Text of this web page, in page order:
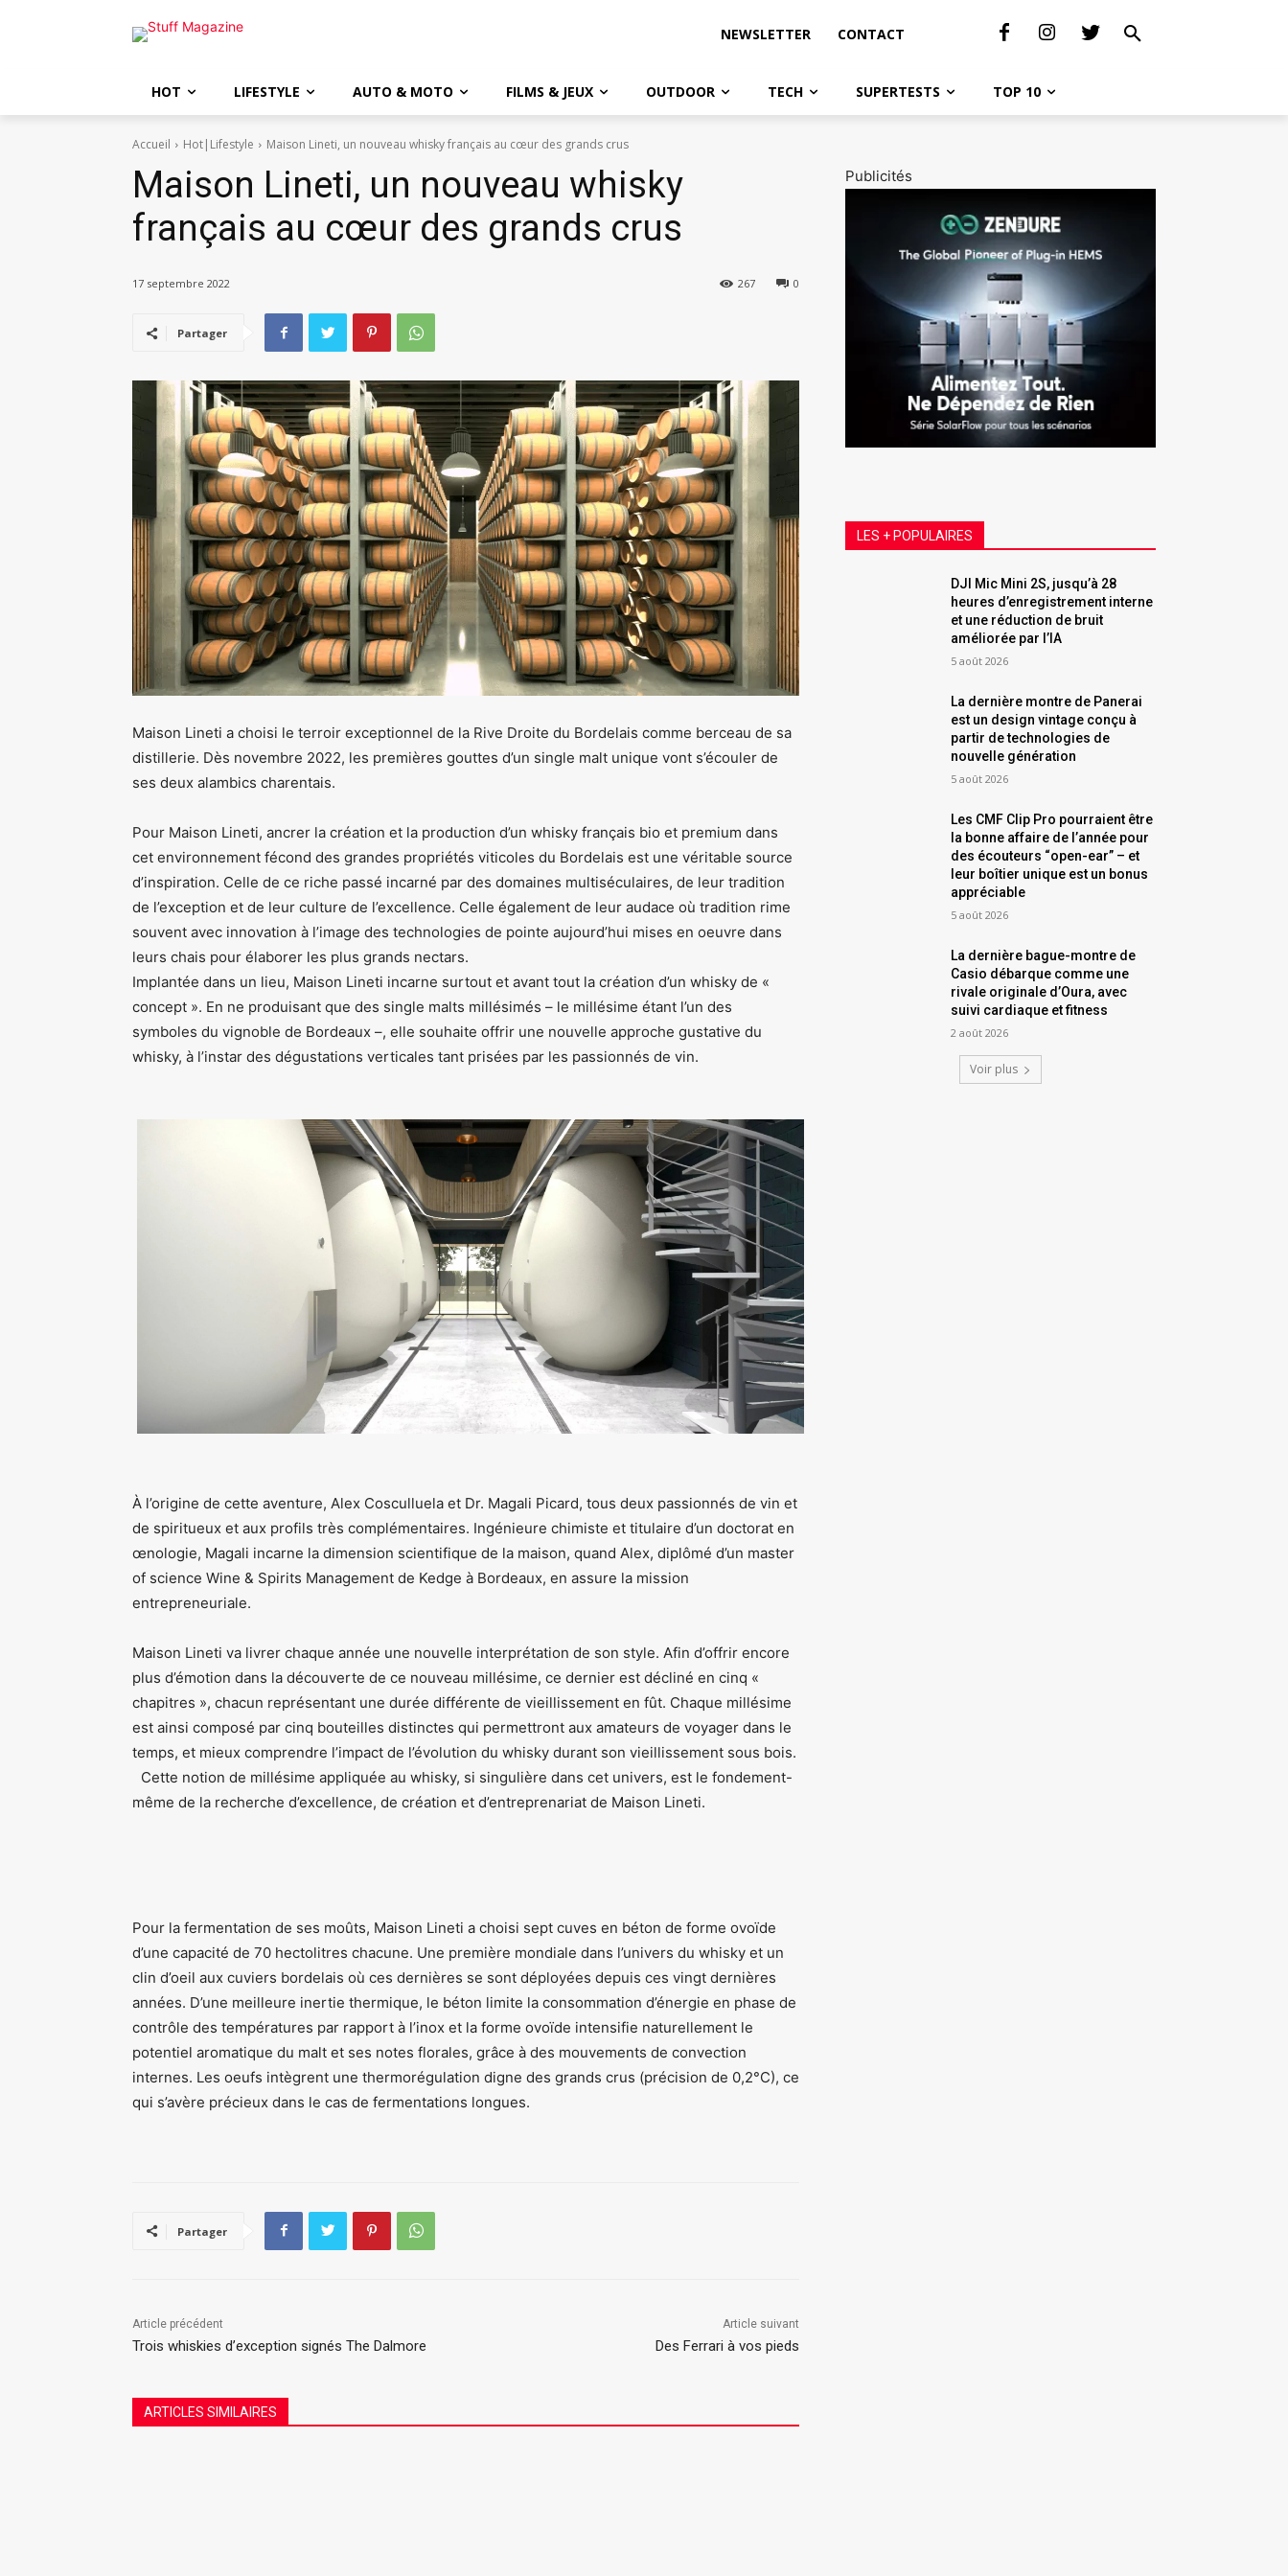
NEWSLETTER CONTACT
HOT LIFESTYLE AUTO & MOTO FILMS & JEUX OUTDOOR TECH SUPERTESTS TOP 10
Accueil Hot|Lifestyle Maison Lineti, un nouveau whisky français au cœur des grands crus
Maison Lineti, un nouveau whisky
français au cœur des grands crus
17 septembre 2022 0
267
Partager
Maison Lineti a choisi le terroir exceptionnel de la Rive Droite du Bordelais comme berceau de sa
distillerie. Dès novembre 2022, les premières gouttes d’un single malt unique vont s’écouler de
ses deux alambics charentais.
Pour Maison Lineti, ancrer la création et la production d’un whisky français bio et premium dans
cet environnement fécond des grandes propriétés viticoles du Bordelais est une véritable source
d’inspiration. Celle de ce riche passé incarné par des domaines multiséculaires, de leur tradition
de l’exception et de leur culture de l’excellence. Celle également de leur audace où tradition rime
souvent avec innovation à l’image des technologies de pointe aujourd’hui mises en oeuvre dans
leurs chais pour élaborer les plus grands nectars.
Implantée dans un lieu, Maison Lineti incarne surtout et avant tout la création d’un whisky de «
concept ». En ne produisant que des single malts millésimés – le millésime étant l’un des
symboles du vignoble de Bordeaux –, elle souhaite offrir une nouvelle approche gustative du
whisky, à l’instar des dégustations verticales tant prisées par les passionnés de vin.
À l’origine de cette aventure, Alex Cosculluela et Dr. Magali Picard, tous deux passionnés de vin et
de spiritueux et aux profils très complémentaires. Ingénieure chimiste et titulaire d’un doctorat en
œnologie, Magali incarne la dimension scientifique de la maison, quand Alex, diplômé d’un master
of science Wine & Spirits Management de Kedge à Bordeaux, en assure la mission
entrepreneuriale.
­Maison Lineti va livrer chaque année une nouvelle interprétation de son style. Afin d’offrir encore
plus d’émotion dans la découverte de ce nouveau millésime, ce dernier est décliné en cinq «
chapitres », chacun représentant une durée différente de vieillissement en fût. Chaque millésime
est ainsi composé par cinq bouteilles distinctes qui permettront aux amateurs de voyager dans le
temps, et mieux comprendre l’impact de l’évolution du whisky durant son vieillissement sous bois.
Cette notion de millésime appliquée au whisky, si singulière dans cet univers, est le fondement-
même de la recherche d’excellence, de création et d’entreprenariat de Maison Lineti.
Pour la fermentation de ses moûts, Maison Lineti a choisi sept cuves en béton de forme ovoïde
d’une capacité de 70 hectolitres chacune. Une première mondiale dans l’univers du whisky et un
clin d’oeil aux cuviers bordelais où ces dernières se sont déployées depuis ces vingt dernières
années. D’une meilleure inertie thermique, le béton limite la consommation d’énergie en phase de
contrôle des températures par rapport à l’inox et la forme ovoïde intensifie naturellement le
potentiel aromatique du malt et ses notes florales, grâce à des mouvements de convection
internes. Les oeufs intègrent une thermorégulation digne des grands crus (précision de 0,2°C), ce
qui s’avère précieux dans le cas de fermentations longues.
Partager
Article précédent
Trois whiskies d’exception signés The Dalmore
Article suivant
Des Ferrari à vos pieds
ARTICLES SIMILAIRES
Publicités
LES + POPULAIRES
DJI Mic Mini 2S, jusqu’à 28
heures d’enregistrement interne
et une réduction de bruit
améliorée par l’IA
5 août 2026
La dernière montre de Panerai
est un design vintage conçu à
partir de technologies de
nouvelle génération
5 août 2026
Les CMF Clip Pro pourraient être
la bonne affaire de l’année pour
des écouteurs “open-ear” – et
leur boîtier unique est un bonus
appréciable
5 août 2026
La dernière bague-montre de
Casio débarque comme une
rivale originale d’Oura, avec
suivi cardiaque et fitness
2 août 2026
Voir plus